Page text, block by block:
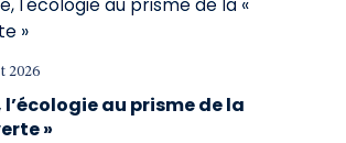
2026
l’écologie au prisme de la
»